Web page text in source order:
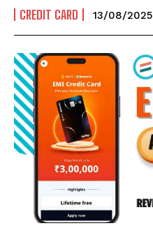
CREDIT CARD 13/08/2025